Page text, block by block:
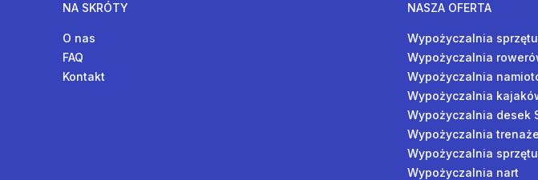
NA SKRÓTY
O nas
FAQ
Kontakt
NASZA OFERTA
Wypożyczalnia
Wypożyczalnia
Wypożyczalnia
Wypożyczalnia
Wypożyczalnia desek
Wypożyczalnia
Wypożyczalnia
Wypożyczalnia nart